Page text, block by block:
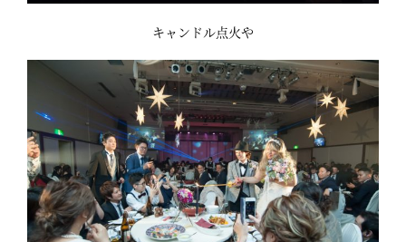
キャンドル点火や